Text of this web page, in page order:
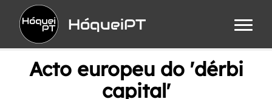
HóqueiPT
Acto europeu do 'dérbi
capital'